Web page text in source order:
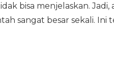
bisa menjelaskan.
sangat besar sekali. Ini